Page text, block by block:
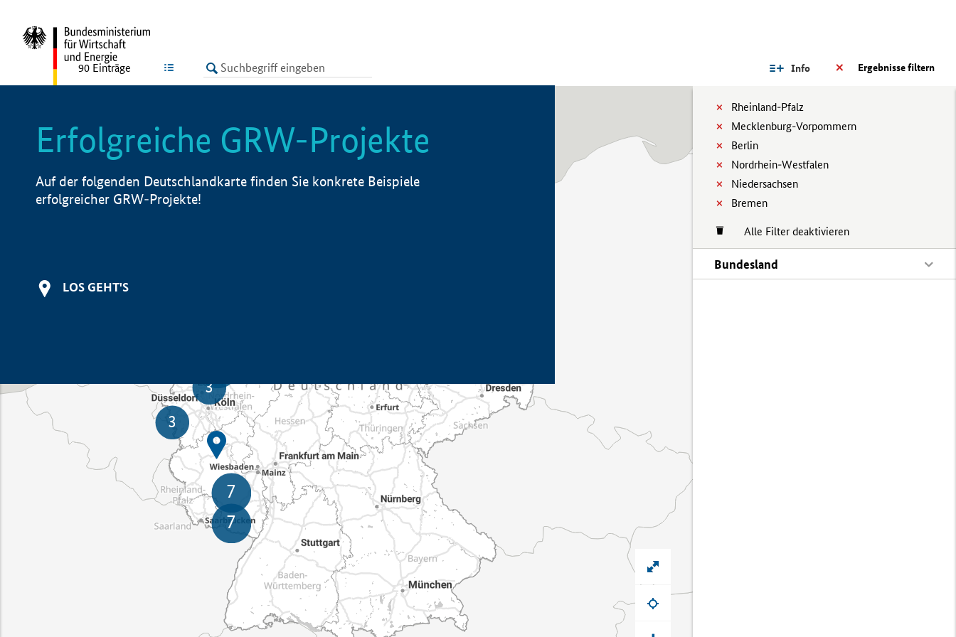
LISTE Ergebnisse filtern
Info
Rheinland-Pfalz
Mecklenburg-Vorpommern
Berlin
Nordrhein-Westfalen
Niedersachsen
Bremen
Alle Filter deaktivieren
Bundesland
90 Einträge
Erfolgreiche GRW-Projekte
Auf der folgenden Deutschlandkarte finden Sie konkrete Beispiele
erfolgreicher GRW-Projekte!
LOS GEHT'S